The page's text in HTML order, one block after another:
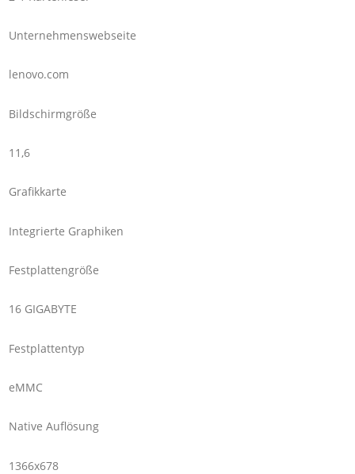
Unternehmenswebseite
lenovo.com
Bildschirmgröße
11,6
Grafikkarte
Integrierte Graphiken
Festplattengröße
16 GIGABYTE
Festplattentyp
eMMC
Native Auflösung
1366x678